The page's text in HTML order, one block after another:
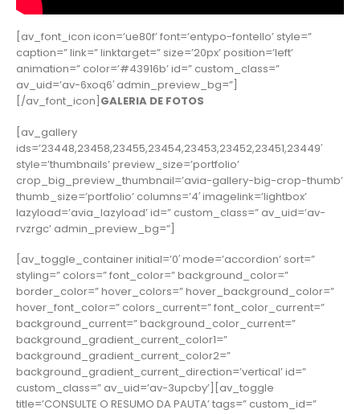
[av_font_icon icon=’ue80f’ font=’entypo-fontello’ style=”
caption=” link=” linktarget=” size=’20px’ position=’left’
animation=” color=’#43916b’ id=” custom_class=”
av_uid=’av-6xoq6′ admin_preview_bg=”]
[/av_font_icon] GALERIA DE FOTOS
[av_gallery
ids=’23448,23458,23455,23454,23453,23452,23451,23449′
style=’thumbnails’ preview_size=’portfolio’
crop_big_preview_thumbnail=’avia-gallery-big-crop-thumb’
thumb_size=’portfolio’ columns=’4′ imagelink=’lightbox’
lazyload=’avia_lazyload’ id=” custom_class=” av_uid=’av-
rvzrgc’ admin_preview_bg=”]
[av_toggle_container initial=’0′ mode=’accordion’ sort=”
styling=” colors=” font_color=” background_color=”
border_color=” hover_colors=” hover_background_color=”
hover_font_color=” colors_current=” font_color_current=”
background_current=” background_color_current=”
background_gradient_current_color1=”
background_gradient_current_color2=”
background_gradient_current_direction=’vertical’ id=”
custom_class=” av_uid=’av-3upcby’][av_toggle
title=’CONSULTE O RESUMO DA PAUTA’ tags=” custom_id=”